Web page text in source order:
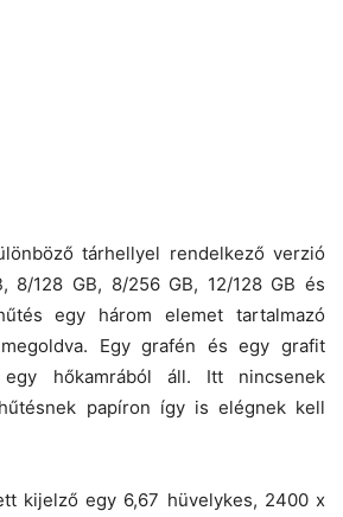
tárhellyel rendelkező verzió
8/128 GB, 8/256 GB, 12/128 GB és
egy három elemet tartalmazó
Egy grafén és egy grafit
egy hőkamrából áll. Itt nincsenek
papíron így is elégnek kell
kijelző egy 6,67 hüvelykes, 2400 x